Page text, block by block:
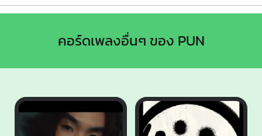
คอร์ดเพลงอื่นๆ ของ PUN